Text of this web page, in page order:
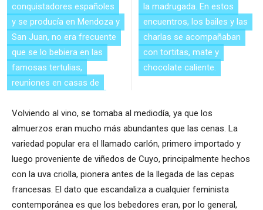
conquistadores españoles
y se producía en Mendoza y
San Juan, no era frecuente
que se lo bebiera en las
famosas tertulias,
reuniones en casas de
la madrugada. En estos
encuentros, los bailes y las
charlas se acompañaban
con tortitas, mate y
chocolate caliente.
Volviendo al vino, se tomaba al mediodía, ya que los
almuerzos eran mucho más abundantes que las cenas. La
variedad popular era el llamado carlón, primero importado y
luego proveniente de viñedos de Cuyo, principalmente hechos
con la uva criolla, pionera antes de la llegada de las cepas
francesas. El dato que escandaliza a cualquier feminista
contemporánea es que los bebedores eran, por lo general,